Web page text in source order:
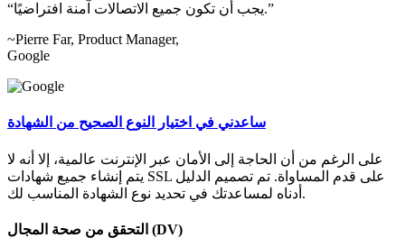
يجب أن تكون جميع الاتصالات آمنة افتراضيًا.
~Pierre Far, Product Manager,
Google
ساعدني في اختيار النوع الصحيح من الشهادة
على الرغم من أن الحاجة إلى الأمان عبر الإنترنت عالمية، إلا أنه لا
يتم إنشاء جميع شهادات SSL على قدم المساواة. تم تصميم الدليل
أدناه لمساعدتك في تحديد نوع الشهادة المناسب لك.
التحقق من صحة المجال (DV)